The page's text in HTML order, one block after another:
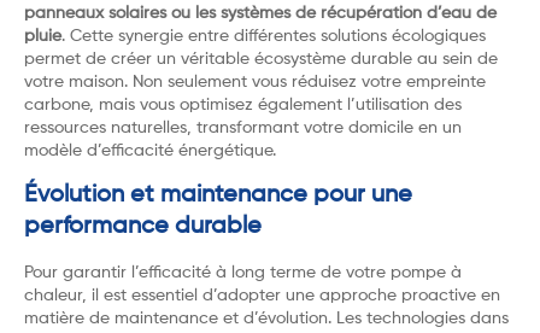
panneaux solaires ou les systèmes de récupération d’eau de
pluie. Cette synergie entre différentes solutions écologiques
permet de créer un véritable écosystème durable au sein de
votre maison. Non seulement vous réduisez votre empreinte
carbone, mais vous optimisez également l’utilisation des
ressources naturelles, transformant votre domicile en un
modèle d’efficacité énergétique.
Évolution et maintenance pour une
performance durable
Pour garantir l’efficacité à long terme de votre pompe à
chaleur, il est essentiel d’adopter une approche proactive en
matière de maintenance et d’évolution. Les technologies dans